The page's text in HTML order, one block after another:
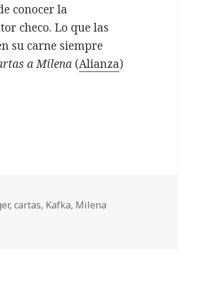
conocer la
checo. Lo que las
su carne siempre
a Milena (Alianza)
,cartas, Kafka, Milena